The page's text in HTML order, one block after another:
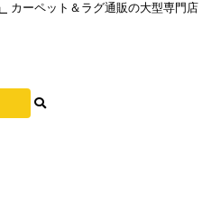
カーペット＆ラグ通販の大型専門店